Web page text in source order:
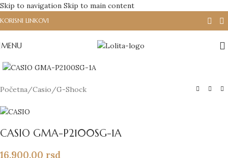
Skip to navigation Skip to main content
KORISNI LINKOVI
MENU
Početna /Casio /G-Shock
CASIO GMA-P2100SG-1A
16,900.00 rsd